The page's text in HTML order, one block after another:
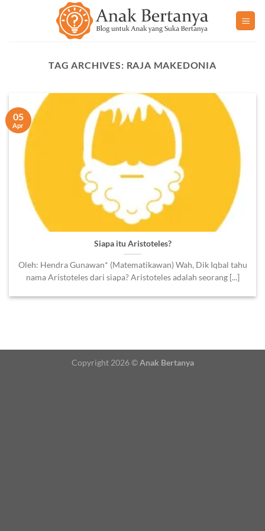
TAG ARCHIVES: RAJA MAKEDONIA
Siapa itu Aristoteles?
Oleh: Hendra Gunawan* (Matematikawan) Wah, Dik Iqbal tahu
nama Aristoteles dari siapa? Aristoteles adalah seorang [...]
05
Apr
Copyright 2026 ©Anak Bertanya